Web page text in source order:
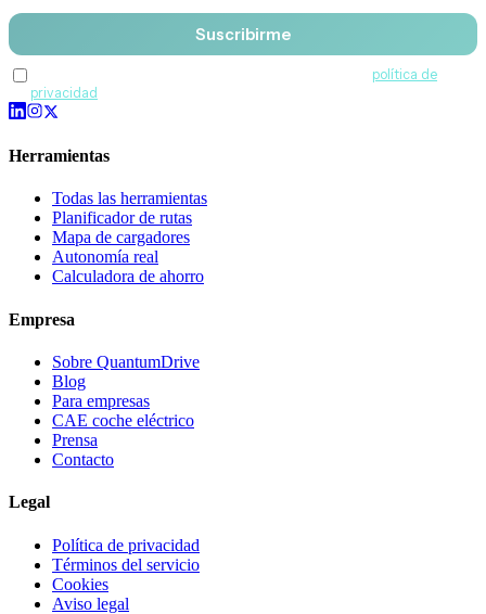
Suscribirme
política de
privacidad
Herramientas
Todas las herramientas
Planificador de rutas
Mapa de cargadores
Autonomía real
Calculadora de ahorro
Empresa
Sobre QuantumDrive
Blog
Para empresas
CAE coche eléctrico
Prensa
Contacto
Legal
Política de privacidad
Términos del servicio
Cookies
Aviso legal